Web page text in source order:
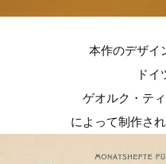
本作のデザイ
ドイ
ゲオルク・テ
によって制作さ